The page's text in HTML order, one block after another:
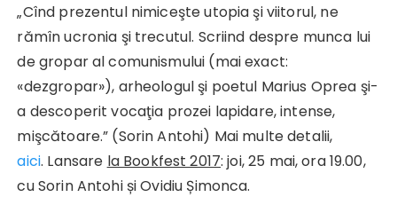
„Cînd prezentul nimiceşte utopia şi viitorul, ne
rămîn ucronia şi trecutul. Scriind despre munca lui
de gropar al comunismului (mai exact:
«dezgropar»), arheologul şi poetul Marius Oprea şi-
a descoperit vocaţia prozei lapidare, intense,
mişcătoare.” (Sorin Antohi) Mai multe detalii,
aici. Lansare la Bookfest 2017: joi, 25 mai, ora 19.00,
cu Sorin Antohi și Ovidiu Șimonca.